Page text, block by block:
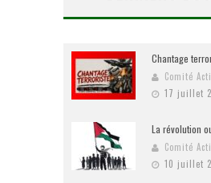
Chantage
Comité
17 juillet
La révolution
Comité
10 juillet